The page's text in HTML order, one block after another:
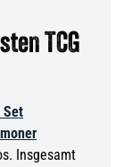
TCG
Set
Insgesamt